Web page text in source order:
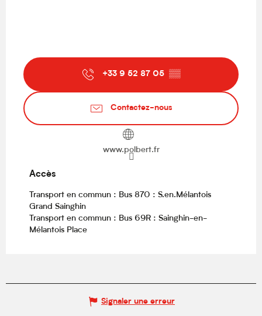
+33 9 52 87 05 ▒▒
Contactez-nous
www.polbert.fr
Accès
Accès
Transport en commun : Bus 870 : S.en.Mélantois
Grand Sainghin
Transport en commun : Bus 69R : Sainghin-en-
Mélantois Place
Signaler une erreur